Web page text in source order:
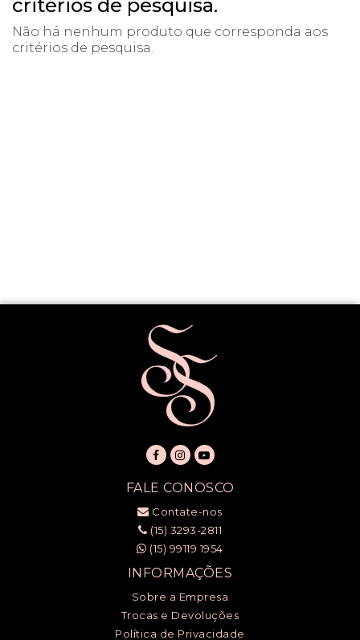
critérios de pesquisa.
Não há nenhum produto que corresponda aos
critérios de pesquisa.
FALE CONOSCO
Contate-nos
(15) 3293-2811
(15) 99119 1954
INFORMAÇÕES
Sobre a Empresa
Trocas e Devoluções
Política de Privacidade